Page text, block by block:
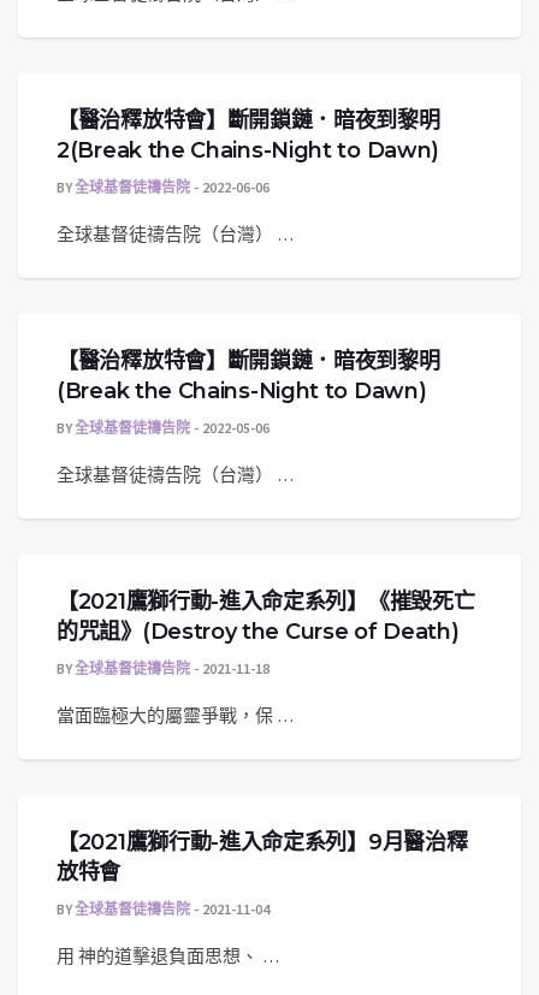
【醫治釋放特會】斷開鎖鏈．暗夜到黎明
2(Break the Chains-Night to Dawn)
BY全球基督徒禱告院 2022-06-06
全球基督徒禱告院（台灣） …
【醫治釋放特會】斷開鎖鏈．暗夜到黎明
(Break the Chains-Night to Dawn)
BY全球基督徒禱告院 2022-05-06
全球基督徒禱告院（台灣） …
【2021鷹獅行動-進入命定系列】《摧毀死亡
的咒詛》(Destroy the Curse of Death)
BY全球基督徒禱告院 2021-11-18
當面臨極大的屬靈爭戰，保 …
【2021鷹獅行動-進入命定系列】9月醫治釋
放特會
BY全球基督徒禱告院 2021-11-04
用 神的道擊退負面思想、 …